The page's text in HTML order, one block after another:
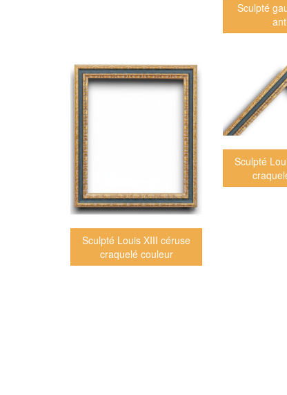
Sculpté
Sculpté Louis XIII céruse
craquelé couleur
Sculpté